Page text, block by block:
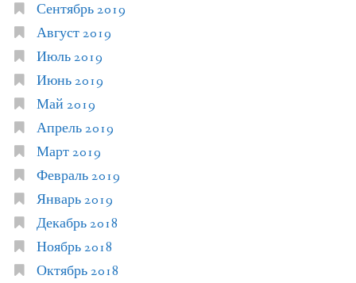
Сентябрь 2019
Август 2019
Июль 2019
Июнь 2019
Май 2019
Апрель 2019
Март 2019
Февраль 2019
Январь 2019
Декабрь 2018
Ноябрь 2018
Октябрь 2018